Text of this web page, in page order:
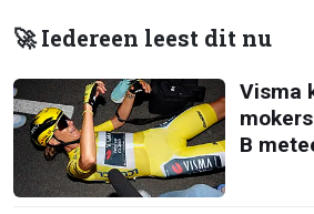
🚀 Iedereen leest dit nu
Visma
B